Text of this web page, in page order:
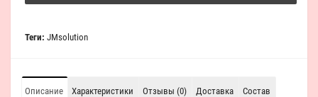
Теги: JMsolution
Описание Характеристики Отзывы (0) Доставка Состав